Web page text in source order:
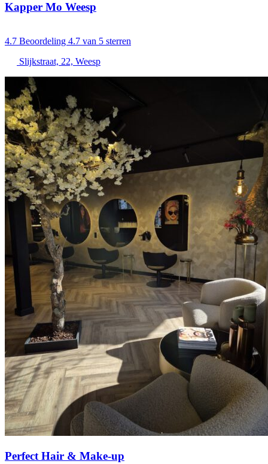
Kapper Mo Weesp
4.7 Beoordeling 4.7 van 5 sterren
Slijkstraat, 22, Weesp
Perfect Hair & Make-up